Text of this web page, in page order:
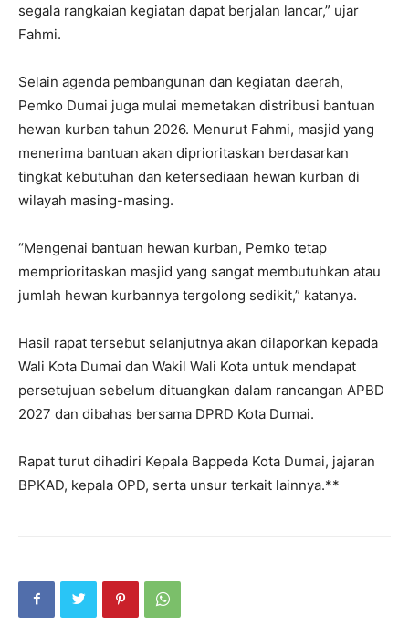
segala rangkaian kegiatan dapat berjalan lancar,” ujar
Fahmi.
Selain agenda pembangunan dan kegiatan daerah,
Pemko Dumai juga mulai memetakan distribusi bantuan
hewan kurban tahun 2026. Menurut Fahmi, masjid yang
menerima bantuan akan diprioritaskan berdasarkan
tingkat kebutuhan dan ketersediaan hewan kurban di
wilayah masing-masing.
“Mengenai bantuan hewan kurban, Pemko tetap
memprioritaskan masjid yang sangat membutuhkan atau
jumlah hewan kurbannya tergolong sedikit,” katanya.
Hasil rapat tersebut selanjutnya akan dilaporkan kepada
Wali Kota Dumai dan Wakil Wali Kota untuk mendapat
persetujuan sebelum dituangkan dalam rancangan APBD
2027 dan dibahas bersama DPRD Kota Dumai.
Rapat turut dihadiri Kepala Bappeda Kota Dumai, jajaran
BPKAD, kepala OPD, serta unsur terkait lainnya.**